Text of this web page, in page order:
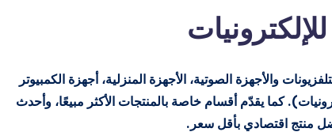
والأجهزة الصوتية، الأجهزة المنزلية، أجهزة الكمبيوتر
كما يقدّم أقسام خاصة بالمنتجات الأكثر مبيعًا، وأحدث
منتج اقتصادي بأقل سعر.